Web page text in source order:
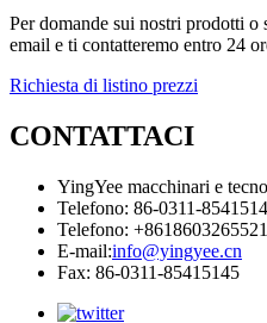
Per domande sui nostri prodotti
email e ti contatteremo entro 24
Richiesta di listino prezzi
CONTATTACI
YingYee macchinari e
Telefono: 86-0311-
Telefono: +8618603265521
E-mail:info@yingyee.cn
Fax: 86-0311-85415145